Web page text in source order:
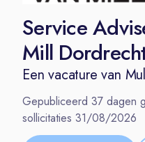
Service
Mill
Een vacature van
Gepubliceerd 37 dagen
sollicitaties 31/08/2026